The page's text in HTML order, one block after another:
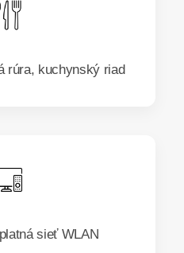
rúra, kuchynský riad
sieť WLAN